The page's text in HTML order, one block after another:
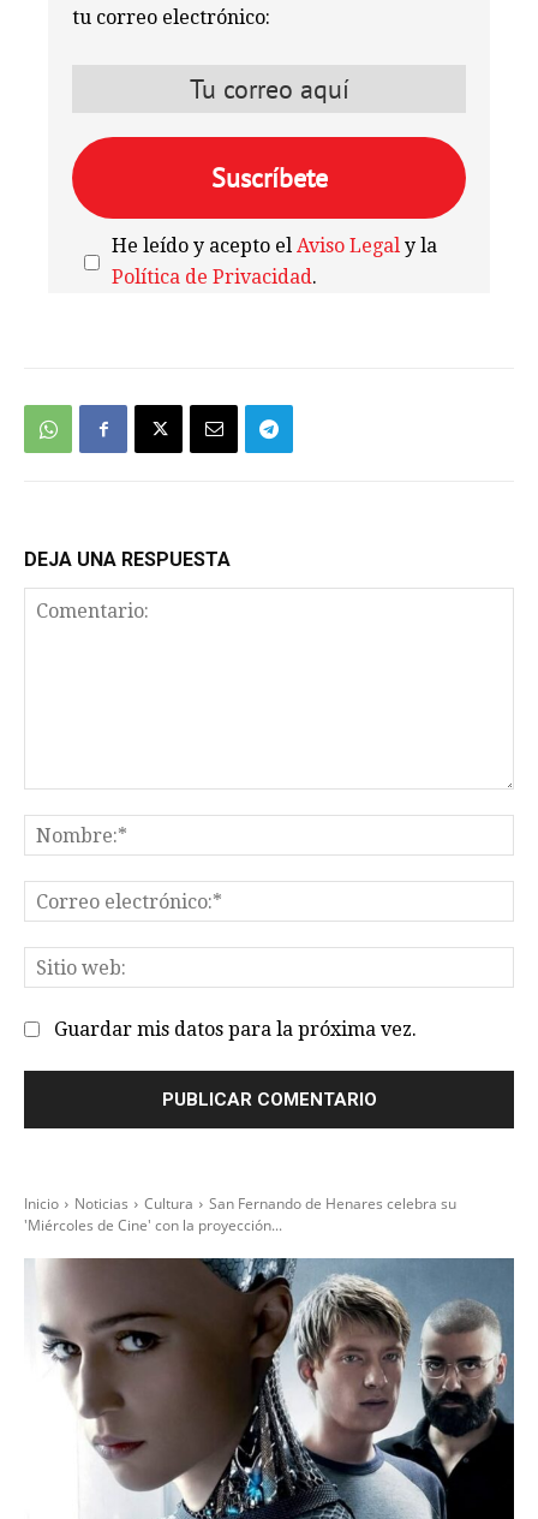
tu correo electrónico:
He leído y acepto elAviso Legal y la
Política de Privacidad.
DEJA UNA RESPUESTA
Guardar mis datos para la próxima vez.